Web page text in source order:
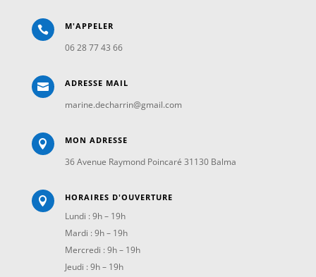
 M'APPELER
06 28 77 43 66
 ADRESSE MAIL
marine.decharrin@gmail.com
 MON ADRESSE
36 Avenue Raymond Poincaré 31130 Balma
 HORAIRES D'OUVERTURE
Lundi : 9h – 19h
Mardi : 9h – 19h
Mercredi : 9h – 19h
Jeudi : 9h – 19h